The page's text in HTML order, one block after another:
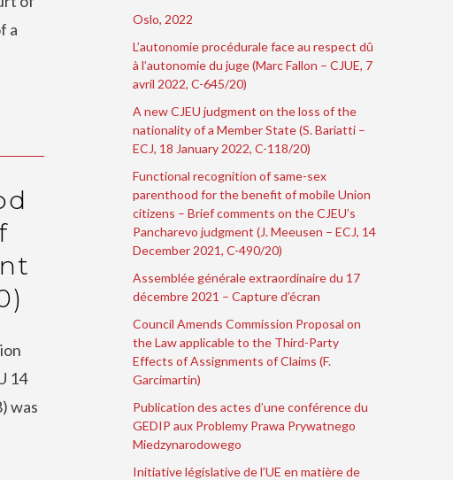
a
14
was
Oslo, 2022
L’autonomie procédurale face au respect dû
à l’autonomie du juge (Marc Fallon – CJUE, 7
avril 2022, C-645/20)
A new CJEU judgment on the loss of the
nationality of a Member State (S. Bariatti –
ECJ, 18 January 2022, C-118/20)
Functional recognition of same-sex
parenthood for the benefit of mobile Union
citizens – Brief comments on the CJEU’s
Pancharevo judgment (J. Meeusen – ECJ, 14
December 2021, C-490/20)
Assemblée générale extraordinaire du 17
décembre 2021 – Capture d’écran
Council Amends Commission Proposal on
the Law applicable to the Third-Party
Effects of Assignments of Claims (F.
Garcimartin)
Publication des actes d’une conférence du
GEDIP aux Problemy Prawa Prywatnego
Miedzynarodowego
Initiative législative de l’UE en matière de